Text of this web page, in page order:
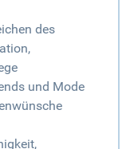
des
und Mode